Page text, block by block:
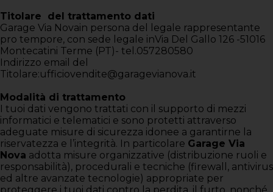
Titolare del trattamento dati
Garage Via Novain persona del legale rappresentante
pro tempore, con sede legale inVia Del Gallo 126 -51016
Montecatini Terme (PT)- tel.057280580
Indirizzo email del
Titolare:ufficiovendite@garagevianova.it
Modalità di trattamento
I tuoi dati vengono trattati con il supporto di mezzi
informatici e telematici e sono protetti attraverso
adeguate misure di sicurezza idonee a garantirne la
riservatezza e l’integrità. In particolare Garage Via
Nova adotta misure organizzative (distribuzione ruoli e
responsabilità), procedurali e tecniche (firewall, antivirus
ed altre avanzate tecnologie) appropriate per